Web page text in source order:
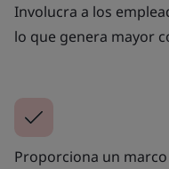
Involucra a los
lo que genera mayor
Proporciona un